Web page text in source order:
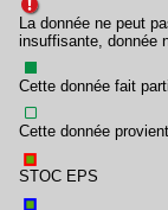
La donnée ne peut
insuffisante, donnée
Cette donnée fait
Cette donnée
STOC EPS